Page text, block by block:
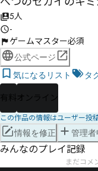
5人
-
ゲームマスター必須
公式ページ
気になるリスト
タ
有料 オンライン
この作品の情報はユーザー投
情報を修正 管理者
みんなのプレイ記録
まだコメ